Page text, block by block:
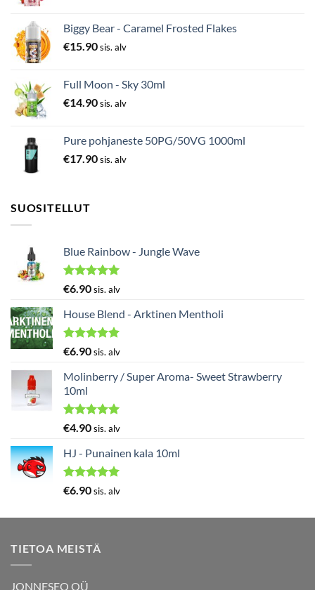
Biggy Bear - Caramel Frosted Flakes
€15.90sis. alv
Full Moon - Sky 30ml
€14.90sis. alv
Pure pohjaneste 50PG/50VG 1000ml
€17.90sis. alv
SUOSITELLUT
Blue Rainbow - Jungle Wave
Arvostelu
5.00
/ 5
€6.90sis. alv
House Blend - Arktinen Mentholi
Arvostelu
5.00/ 5
€6.90sis. alv
Molinberry / Super Aroma- Sweet Strawberry
10ml
Arvostelu
5.00
/ 5
€4.90sis. alv
HJ - Punainen kala 10ml
Arvostelu
€6.90sis. alv
TIETOA MEISTÄ
JONNESEO OÜ